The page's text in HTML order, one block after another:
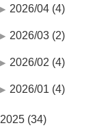
2026/04 (4)
2026/03 (2)
2026/02 (4)
2026/01 (4)
2025 (34)